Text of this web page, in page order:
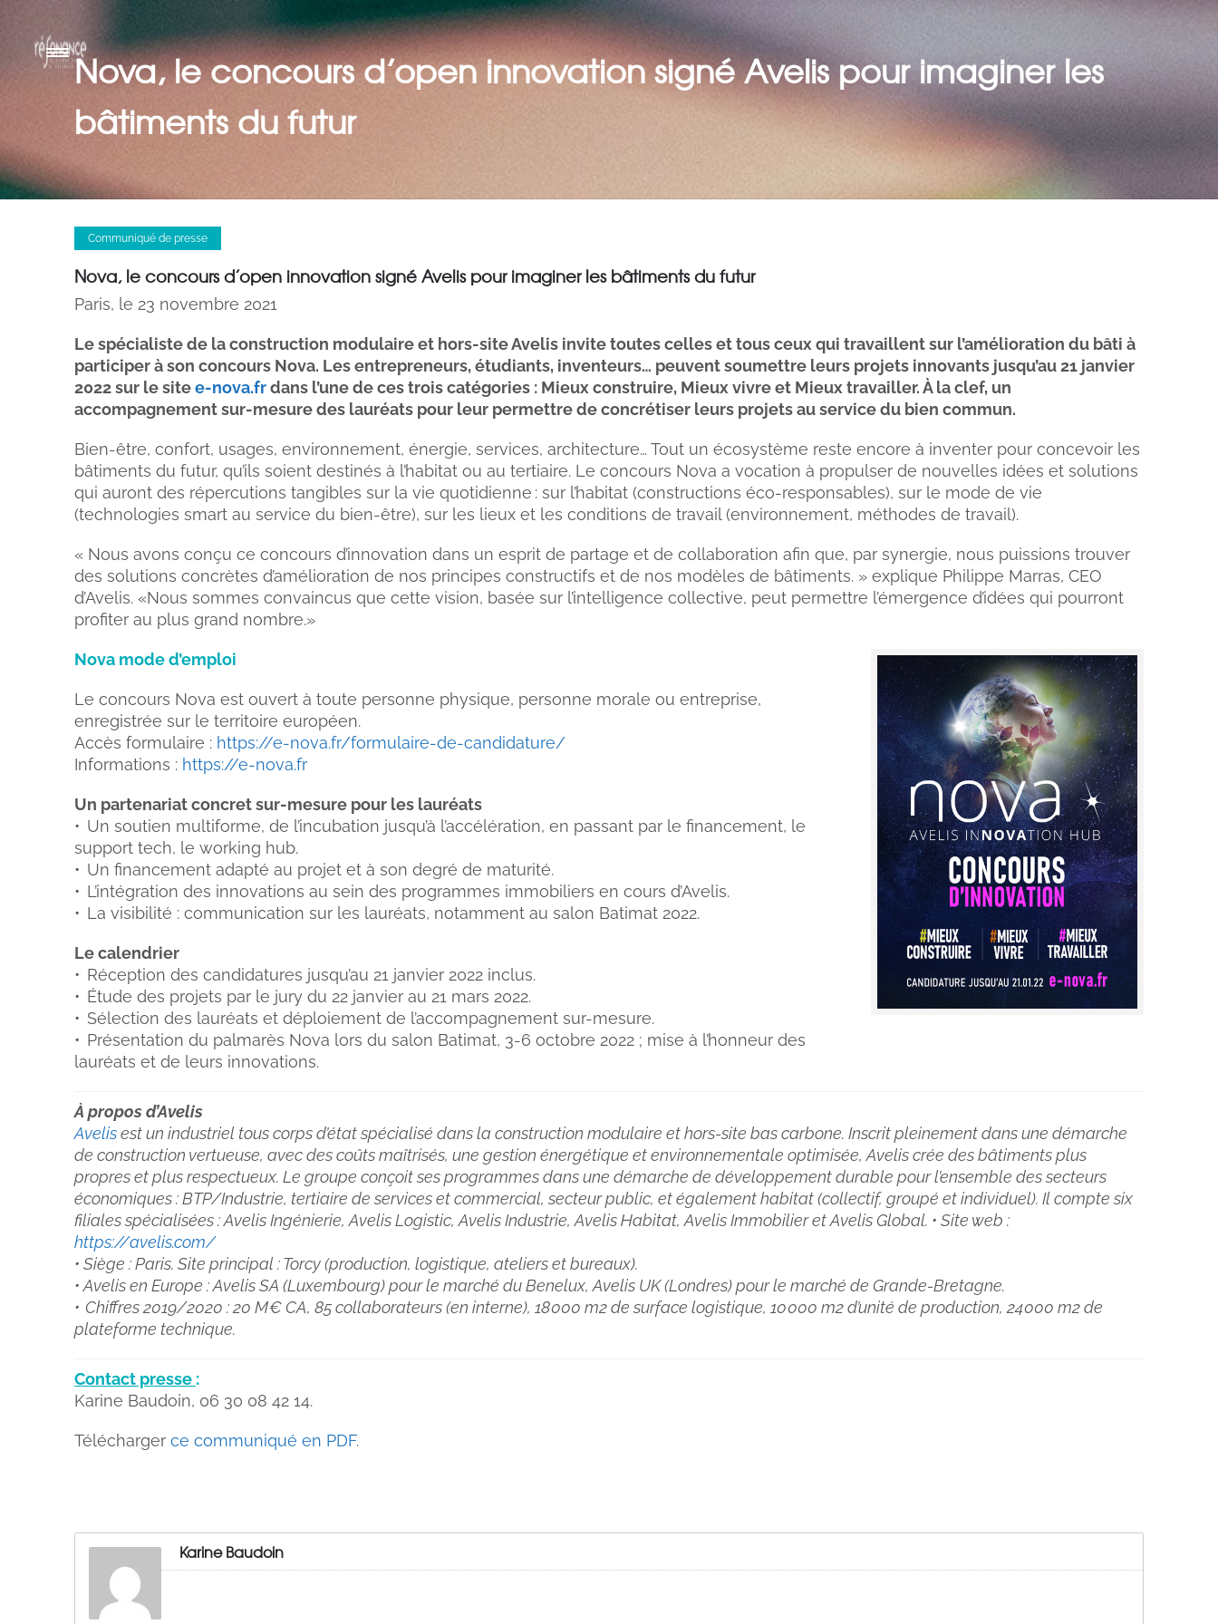
Nova, le concours d’open innovation signé Avelis pour imaginer les
bâtiments du futur
Communiqué de presse
Nova, le concours d’open innovation signé Avelis pour imaginer les bâtiments du futur
Paris, le 23 novembre 2021
Le spécialiste de la construction modulaire et hors-site Avelis invite toutes celles et tous ceux qui travaillent sur l’amélioration du bâti à
participer à son concours Nova. Les entrepreneurs, étudiants, inventeurs… peuvent soumettre leurs projets innovants jusqu’au 21 janvier
2022 sur le sitee-nova.frdans l’une de ces trois catégories : Mieux construire, Mieux vivre et Mieux travailler. À la clef, un
accompagnement sur-mesure des lauréats pour leur permettre de concrétiser leurs projets au service du bien commun.
Bien-être, confort, usages, environnement, énergie, services, architecture… Tout un écosystème reste encore à inventer pour concevoir les
bâtiments du futur, qu’ils soient destinés à l’habitat ou au tertiaire. Le concours Nova a vocation à propulser de nouvelles idées et solutions
qui auront des répercutions tangibles sur la vie quotidienne : sur l’habitat (constructions éco-responsables), sur le mode de vie
(technologies smart au service du bien-être), sur les lieux et les conditions de travail (environnement, méthodes de travail).
« Nous avons conçu ce concours d’innovation dans un esprit de partage et de collaboration afin que, par synergie, nous puissions trouver
des solutions concrètes d’amélioration de nos principes constructifs et de nos modèles de bâtiments. » explique Philippe Marras, CEO
d’Avelis. «Nous sommes convaincus que cette vision, basée sur l’intelligence collective, peut permettre l’émergence d’idées qui pourront
profiter au plus grand nombre.»
Nova mode d’emploi
Le concours Nova est ouvert à toute personne physique, personne morale ou entreprise,
enregistrée sur le territoire européen.
Accès formulaire : https://e-nova.fr/formulaire-de-candidature/
Informations : https://e-nova.fr
Un partenariat concret sur-mesure pour les lauréats
• Un soutien multiforme, de l’incubation jusqu’à l’accélération, en passant par le financement, le
support tech, le working hub.
• Un financement adapté au projet et à son degré de maturité.
• L’intégration des innovations au sein des programmes immobiliers en cours d’Avelis.
• La visibilité : communication sur les lauréats, notamment au salon Batimat 2022.
Le calendrier
• Réception des candidatures jusqu’au 21 janvier 2022 inclus.
• Étude des projets par le jury du 22 janvier au 21 mars 2022.
• Sélection des lauréats et déploiement de l’accompagnement sur-mesure.
• Présentation du palmarès Nova lors du salon Batimat, 3-6 octobre 2022 ; mise à l’honneur des
lauréats et de leurs innovations.
À propos d’Avelis
Avelisest un industriel tous corps d’état spécialisé dans la construction modulaire et hors-site bas carbone. Inscrit pleinement dans une démarche
de construction vertueuse, avec des coûts maîtrisés, une gestion énergétique et environnementale optimisée, Avelis crée des bâtiments plus
propres et plus respectueux. Le groupe conçoit ses programmes dans une démarche de développement durable pour l’ensemble des secteurs
économiques : BTP/Industrie, tertiaire de services et commercial, secteur public, et également habitat (collectif, groupé et individuel). Il compte six
filiales spécialisées : Avelis Ingénierie, Avelis Logistic, Avelis Industrie, Avelis Habitat, Avelis Immobilier et Avelis Global. • Site web :
https://avelis.com/
• Siège : Paris. Site principal : Torcy (production, logistique, ateliers et bureaux).
• Avelis en Europe : Avelis SA (Luxembourg) pour le marché du Benelux, Avelis UK (Londres) pour le marché de Grande-Bretagne.
• Chiffres 2019/2020 : 20 M € CA, 85 collaborateurs (en interne), 18 000 m2 de surface logistique, 10 000 m2 d’unité de production, 24 000 m2 de
plateforme technique.
Contact presse :
Karine Baudoin, 06 30 08 42 14.
Télécharger ce communiqué en PDF.
Karine Baudoin